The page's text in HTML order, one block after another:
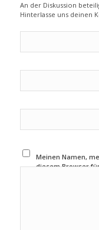
An der Diskussion
Hinterlasse uns deinen
Meinen Namen,
diesem Browser